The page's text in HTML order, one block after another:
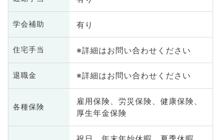
学会補助 有り
住宅手当 ※詳細はお問い合わせください
退職金 ※詳細はお問い合わせください
各種保険
雇用保険、労災保険、健康保険、
厚生年金保険